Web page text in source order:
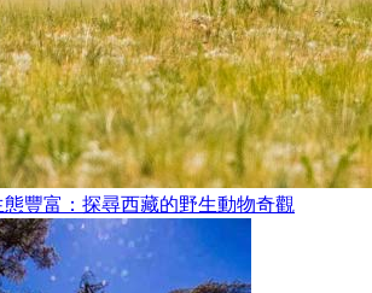
豐富：探尋西藏的野生動物奇觀